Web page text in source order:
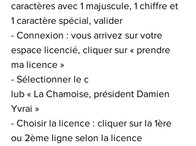
caractères avec 1 majuscule, 1 chiffre et
1 caractère spécial, valider
- Connexion : vous arrivez sur votre
espace licencié, cliquer sur « prendre
ma licence »
- Sélectionner le c
lub « La Chamoise, président Damien
Yvrai »
- Choisir la licence : cliquer sur la 1ère
ou 2ème ligne selon la licence